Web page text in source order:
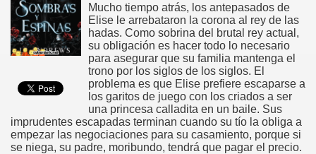
Mucho tiempo atrás, los antepasados de
Elise le arrebataron la corona al rey de las
hadas. Como sobrina del brutal rey actual,
su obligación es hacer todo lo necesario
para asegurar que su familia mantenga el
trono por los siglos de los siglos. El
problema es que Elise prefiere escaparse a
los garitos de juego con los criados a ser
una princesa calladita en un baile. Sus
imprudentes escapadas terminan cuando su tío la obliga a
empezar las negociaciones para su casamiento, porque si
se niega, su padre, moribundo, tendrá que pagar el precio.